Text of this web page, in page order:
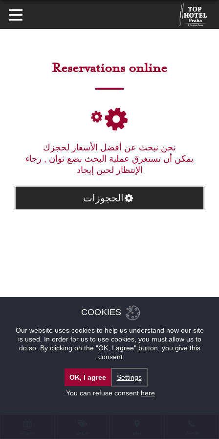
Reservations online
نحن نبحث عن أفضل الأسعار لحجزك
يمكن أن تستغرق عملية البحث بضع ثوان , رجاء
الإنتظار لحين إيجاد
الحجوزات
COOKIES
Our website uses cookies to help us understand how our site
is used. In order for us to use cookies, you must allow us to
do so. By clicking on the "OK, I agree" button, you give this
consent.
Settings
OK, I agree
You can refuse consent here
.